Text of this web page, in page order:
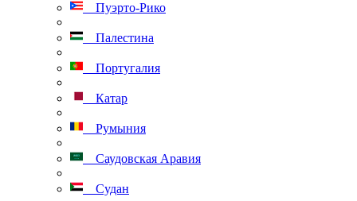
Пуэрто-Рико
Палестина
Португалия
Катар
Румыния
Саудовская Аравия
Судан